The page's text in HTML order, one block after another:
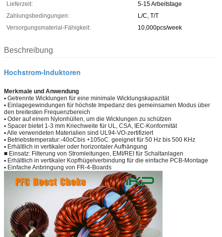
Lieferzeit:
5-15 Arbeitstage
Zahlungsbedingungen:
L/C, T/T
Versorgungsmaterial-Fähigkeit:
10,000pcs/week
Beschreibung
Hochstrom-Induktoren
Merkmale und Anwendung
▪ Getrennte Wicklungen für eine minimale Wicklungskapazität
▪ Einlagegewindungen für höchste Impedanz des gemeinsamen Modus über
den breitesten Frequenzbereich
▪ Oder auf einem Nylonhüllen, um die Wicklungen zu schützen
▪ Spacer bietet 1-3 mm Kriechweite für UL, CSA, IEC-Konformität
▪ Alle verwendeten Materialien sind UL94-VO-zertifiziert
▪ Betriebstemperatur:-40oCbis +105oC. geeignet für 50 Hz bis 500 KHz
▪ Erhältlich in vertikaler oder horizontaler Aufhängung
■ Einsatz: Filterung von Stromleitungen, EMI/REI für Schaltanlagen
▪ Erhältlich in vertikaler Kopfhügelverbindung für die einfache PCB-Montage
▪ Einfache Anbringung von FR-4-Boards